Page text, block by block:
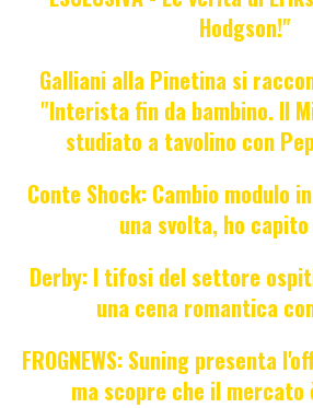
Hodgson!"
Galliani alla Pinetina si
"Interista fin da bambino. Il
studiato a tavolino con
Conte Shock: Cambio modulo
una svolta, ho
Derby: I tifosi del settore
una cena romantica
FROGNEWS: Suning presenta
ma scopre che il mercato